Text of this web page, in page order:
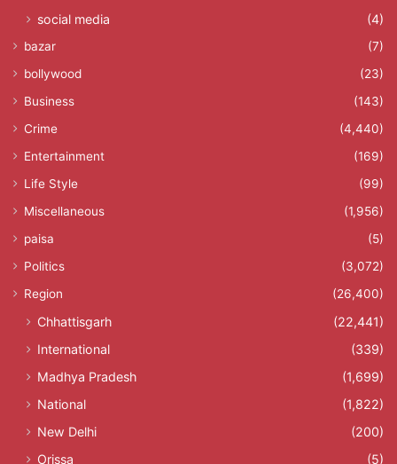
social media (4)
bazar
(7)
bollywood
(23)
Business
(143)
Crime
(4,440)
Entertainment
(169)
Life Style
(99)
Miscellaneous
(1,956)
paisa
(5)
Politics
(3,072)
Region
(26,400)
Chhattisgarh
(22,441)
International
(339)
Madhya Pradesh
(1,699)
National
(1,822)
New Delhi
(200)
Orissa
(5)